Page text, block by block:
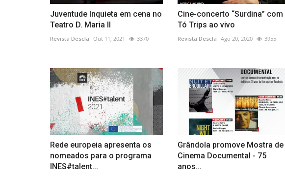
Juventude Inquieta em cena no
Teatro D. Maria II
Revista Descla Out 11, 2021 3370
Cine-concerto “Surdina” com
Tó Trips ao vivo
Revista Descla Ago 20, 2020 3955
Rede europeia apresenta os
nomeados para o programa
INES#talent...
Grândola promove Mostra de
Cinema Documental - 75
anos...